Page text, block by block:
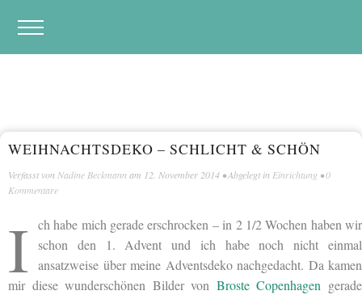
WEIHNACHTSDEKO – SCHLICHT & SCHÖN
Verfasst von Nadine Beckmann am 12. November 2014 • Abgelegt in Einrichtung •0
Kommentare
I ch habe mich gerade erschrocken – in 2 1/2 Wochen haben wir
schon den 1. Advent und ich habe noch nicht einmal
ansatzweise über meine Adventsdeko nachgedacht. Da kamen
mir diese wunderschönen Bilder von Broste Copenhagen gerade